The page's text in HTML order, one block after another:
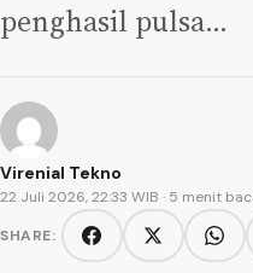
penghasil pulsa…
Virenial Tekno
22 Juli 2026, 22:33 WIB · 5 menit
SHARE:
FacebookTwitter/X